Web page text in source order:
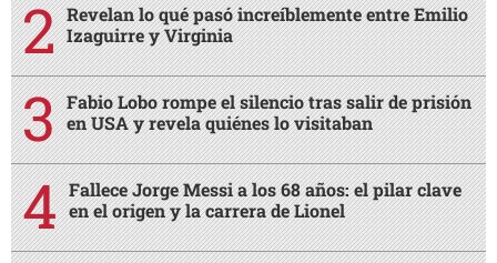
Revelan lo qué pasó increíblemente entre Emilio
Izaguirre y Virginia
Fabio Lobo rompe el silencio tras salir de prisión
en USA y revela quiénes lo visitaban
Fallece Jorge Messi a los 68 años: el pilar clave
en el origen y la carrera de Lionel